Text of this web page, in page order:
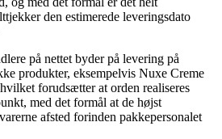
den estimerede leveringsdato
på nettet byder på levering på
produkter, eksempelvis Nuxe Creme
forudsætter at orden realiseres
med det formål at de højst
afsted forinden pakkepersonalet